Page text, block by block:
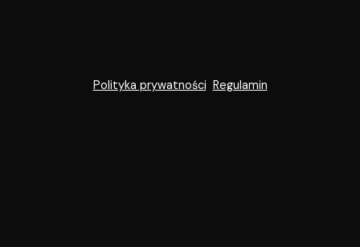
Polityka prywatności Regulamin